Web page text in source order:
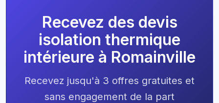
Recevez des devis
isolation thermique
intérieure à Romainville
Recevez jusqu'à 3 offres gratuites et
sans engagement de la part